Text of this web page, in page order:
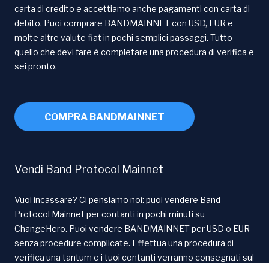
carta di credito e accettiamo anche pagamenti con carta di
debito. Puoi comprare BANDMAINNET con USD, EUR e
molte altre valute fiat in pochi semplici passaggi. Tutto
quello che devi fare è completare una procedura di verifica e
sei pronto.
COMPRA BANDMAINNET
Vendi Band Protocol Mainnet
Vuoi incassare? Ci pensiamo noi: puoi vendere Band
Protocol Mainnet per contanti in pochi minuti su
ChangeHero. Puoi vendere BANDMAINNET per USD o EUR
senza procedure complicate. Effettua una procedura di
verifica una tantum e i tuoi contanti verranno consegnati sul